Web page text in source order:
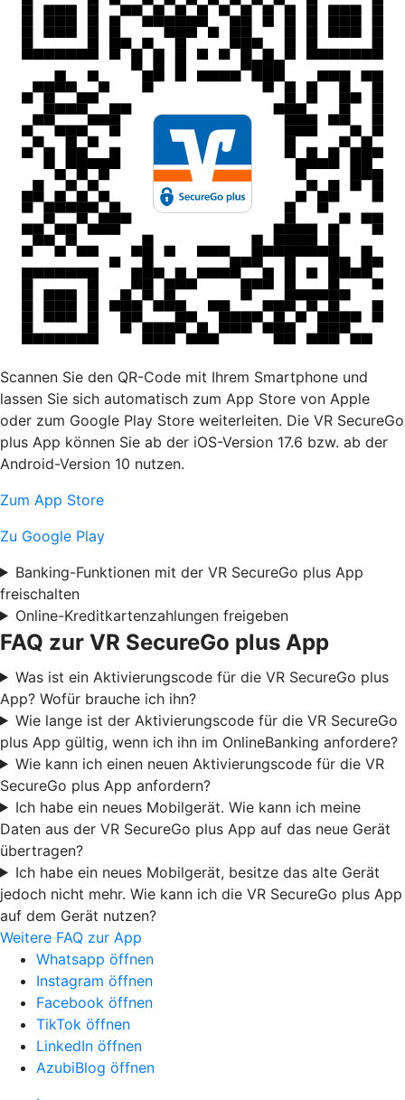
Scannen Sie den QR-Code mit Ihrem Smartphone und
lassen Sie sich automatisch zum App Store von Apple
oder zum Google Play Store weiterleiten. Die VR SecureGo
plus App können Sie ab der iOS-Version 17.6 bzw. ab der
Android-Version 10 nutzen.
Zum App Store
Zu Google Play
Banking-Funktionen mit der VR SecureGo plus App
freischalten
Online-Kreditkartenzahlungen freigeben
FAQ zur VR SecureGo plus App
Was ist ein Aktivierungscode für die VR SecureGo plus
App? Wofür brauche ich ihn?
Wie lange ist der Aktivierungscode für die VR SecureGo
plus App gültig, wenn ich ihn im OnlineBanking anfordere?
Wie kann ich einen neuen Aktivierungscode für die VR
SecureGo plus App anfordern?
Ich habe ein neues Mobilgerät. Wie kann ich meine
Daten aus der VR SecureGo plus App auf das neue Gerät
übertragen?
Ich habe ein neues Mobilgerät, besitze das alte Gerät
jedoch nicht mehr. Wie kann ich die VR SecureGo plus App
auf dem Gerät nutzen?
Weitere FAQ zur App
Whatsapp öffnen
Instagram öffnen
Facebook öffnen
TikTok öffnen
LinkedIn öffnen
AzubiBlog öffnen